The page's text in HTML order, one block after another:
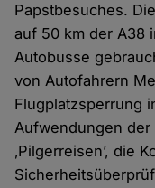
Papstbesuches.
auf 50 km der A38
Autobusse
von Autofahrern
Flugplatzsperrung
Aufwendungen
‚Pilgerreisen’, die